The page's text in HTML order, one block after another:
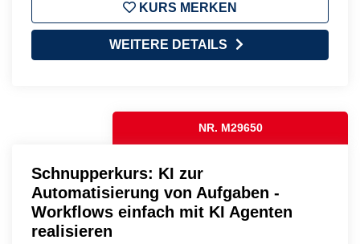
KURS MERKEN
WEITERE DETAILS
NR. M29650
Schnupperkurs: KI zur
Automatisierung von Aufgaben -
Workflows einfach mit KI Agenten
realisieren